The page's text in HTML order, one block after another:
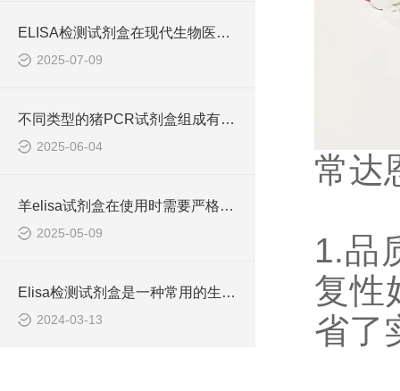
ELISA检测试剂盒在现代生物医学研究中的作用
2025-07-09
不同类型的猪PCR试剂盒组成有所差异
2025-06-04
羊elisa试剂盒在使用时需要严格遵守流程
2025-05-09
Elisa检测试剂盒是一种常用的生物化学分析技术
2024-03-13
常达
1.品
复性
省了